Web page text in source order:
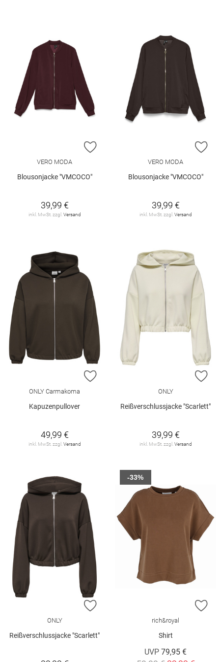
ZUR WUNSCHLISTE HINZUFÜGEN
VERO MODA
Blousonjacke "VMCOCO"
39,99 €
inkl. MwSt. zzgl. Versand
VERO MODA
Blousonjacke "VMCOCO"
39,99 €
inkl. MwSt. zzgl. Versand
ZUR WUNSCHLISTE HINZUFÜGEN
ONLY Carmakoma
Kapuzenpullover
49,99 €
inkl. MwSt. zzgl. Versand
ONLY
Reißverschlussjacke "Scarlett"
39,99 €
inkl. MwSt. zzgl. Versand
ZUR WUNSCHLISTE HINZUFÜGEN
ONLY
Reißverschlussjacke "Scarlett"
rich&royal
Shirt
UVP 79,95 €
-33%